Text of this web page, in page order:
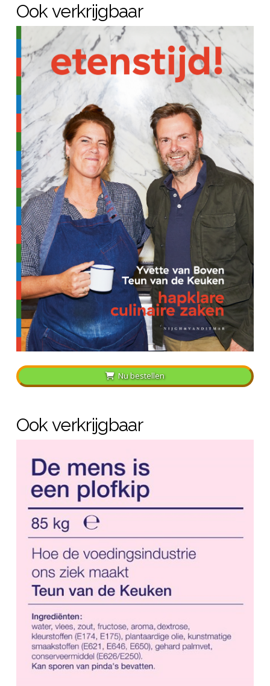
Ook verkrijgbaar
Nu bestellen
Ook verkrijgbaar